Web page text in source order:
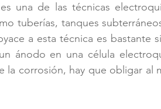
es una de las técnicas
tuberías, tanques
a esta técnica es bastante
ánodo en una célula
la corrosión, hay que obligar al